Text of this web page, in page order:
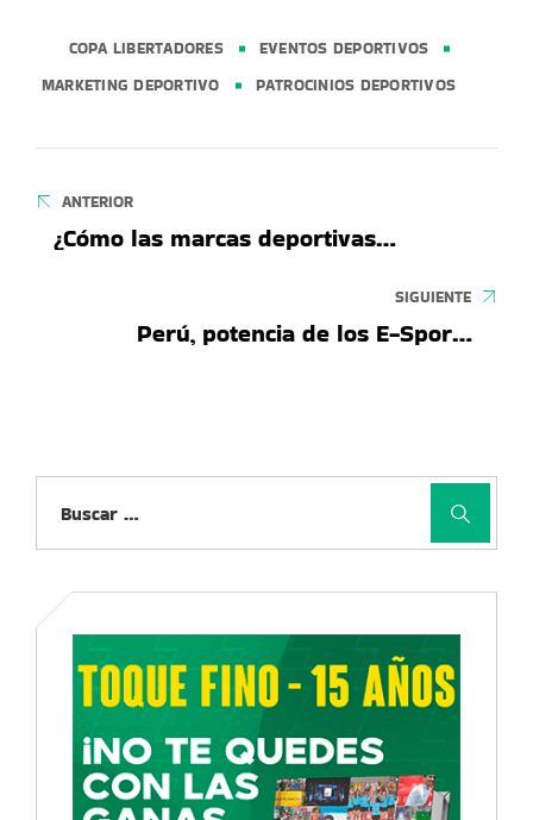
COPA LIBERTADORES
EVENTOS DEPORTIVOS
MARKETING DEPORTIVO
PATROCINIOS DEPORTIVOS
Navegación
de
entradas
ANTERIOR
¿Cómo las marcas deportivas
SIGUIENTE
Perú, potencia de los E-Sports: